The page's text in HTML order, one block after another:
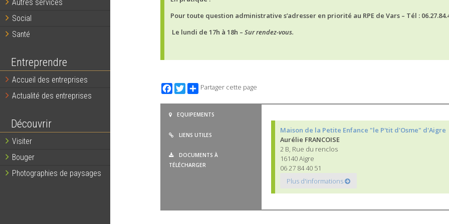
Autres services
Social
Santé
Entreprendre
Accueil des entreprises
Actualité des entreprises
Découvrir
Visiter
Bouger
Photographies de paysages
Pour toute question administrative s’adresser en priorité au RPE de Vars – Tél :
Le lundi de 17h à 18h –Sur rendez-vous.
Facebook
TwitterPartager cette page
EQUIPEMENTS
LIENS UTILES
DOCUMENTS À
TÉLÉCHARGER
Maison de la Petite Enfance "le P'tit d'Osme" d'Aigre
Aurélie FRANCOISE
2 B, Rue du renclos
16140 Aigre
06 27 84 40 51
Plus d'informations